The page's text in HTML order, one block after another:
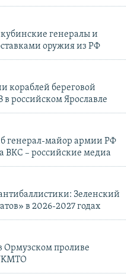
генералы и
оружия из РФ
кораблей береговой
российском Ярославле
генерал-майор армии РФ
ВКС – российские медиа
Зеленский
в 2026-2027 годах
Ормузском проливе